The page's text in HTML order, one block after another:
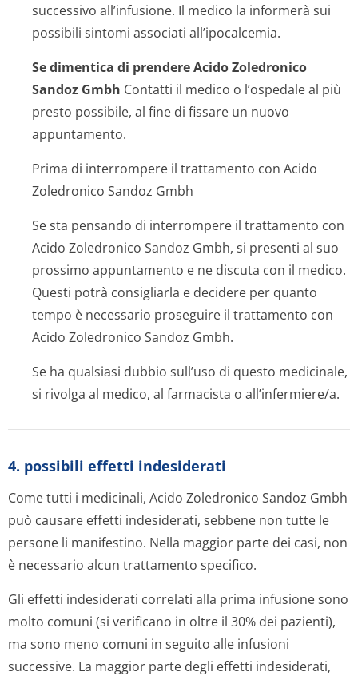
successivo all’infusione. Il medico la informerà sui
possibili sintomi associati all’ipocalcemia.
Se dimentica di prendere Acido Zoledronico
Sandoz Gmbh Contatti il medico o l’ospedale al più
presto possibile, al fine di fissare un nuovo
appuntamento.
Prima di interrompere il trattamento con Acido
Zoledronico Sandoz Gmbh
Se sta pensando di interrompere il trattamento con
Acido Zoledronico Sandoz Gmbh, si presenti al suo
prossimo appuntamento e ne discuta con il medico.
Questi potrà consigliarla e decidere per quanto
tempo è necessario proseguire il trattamento con
Acido Zoledronico Sandoz Gmbh.
Se ha qualsiasi dubbio sull’uso di questo medicinale,
si rivolga al medico, al farmacista o all’infermiere/a.
4. possibili effetti indesiderati
Come tutti i medicinali, Acido Zoledronico Sandoz Gmbh
può causare effetti indesiderati, sebbene non tutte le
persone li manifestino. Nella maggior parte dei casi, non
è necessario alcun trattamento specifico.
Gli effetti indesiderati correlati alla prima infusione sono
molto comuni (si verificano in oltre il 30% dei pazienti),
ma sono meno comuni in seguito alle infusioni
successive. La maggior parte degli effetti indesiderati,